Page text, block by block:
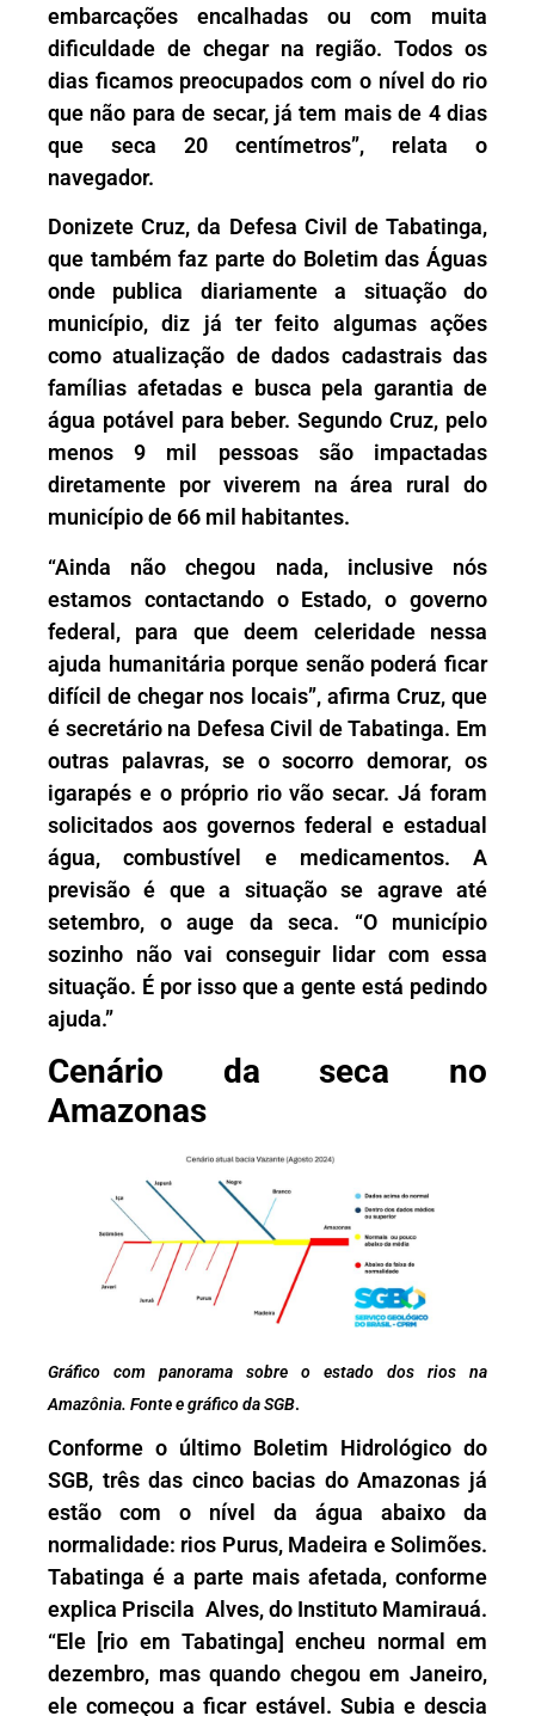
embarcações encalhadas ou com muita
dificuldade de chegar na região. Todos os
dias ficamos preocupados com o nível do rio
que não para de secar, já tem mais de 4 dias
que seca 20 centímetros”, relata o
navegador.
Donizete Cruz, da Defesa Civil de Tabatinga,
que também faz parte do Boletim das Águas
onde publica diariamente a situação do
município, diz já ter feito algumas ações
como atualização de dados cadastrais das
famílias afetadas e busca pela garantia de
água potável para beber. Segundo Cruz, pelo
menos 9 mil pessoas são impactadas
diretamente por viverem na área rural do
município de 66 mil habitantes.
“Ainda não chegou nada, inclusive nós
estamos contactando o Estado, o governo
federal, para que deem celeridade nessa
ajuda humanitária porque senão poderá ficar
difícil de chegar nos locais”, afirma Cruz, que
é secretário na Defesa Civil de Tabatinga. Em
outras palavras, se o socorro demorar, os
igarapés e o próprio rio vão secar. Já foram
solicitados aos governos federal e estadual
água, combustível e medicamentos. A
previsão é que a situação se agrave até
setembro, o auge da seca. “O município
sozinho não vai conseguir lidar com essa
situação. É por isso que a gente está pedindo
ajuda.”
Cenário da seca no
Amazonas
Gráfico com panorama sobre o estado dos rios na
Amazônia. Fonte e gráfico da SGB.
Conforme o último Boletim Hidrológico do
SGB, três das cinco bacias do Amazonas já
estão com o nível da água abaixo da
normalidade: rios Purus, Madeira e Solimões.
Tabatinga é a parte mais afetada, conforme
explica Priscila Alves, do Instituto Mamirauá.
“Ele [rio em Tabatinga] encheu normal em
dezembro, mas quando chegou em Janeiro,
ele começou a ficar estável. Subia e descia